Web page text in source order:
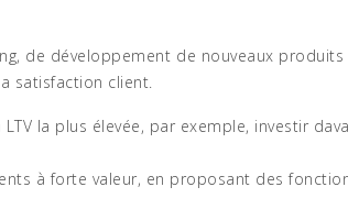
de développement de nouveaux
satisfaction client.
la plus élevée, par exemple, investir
à forte valeur, en proposant des